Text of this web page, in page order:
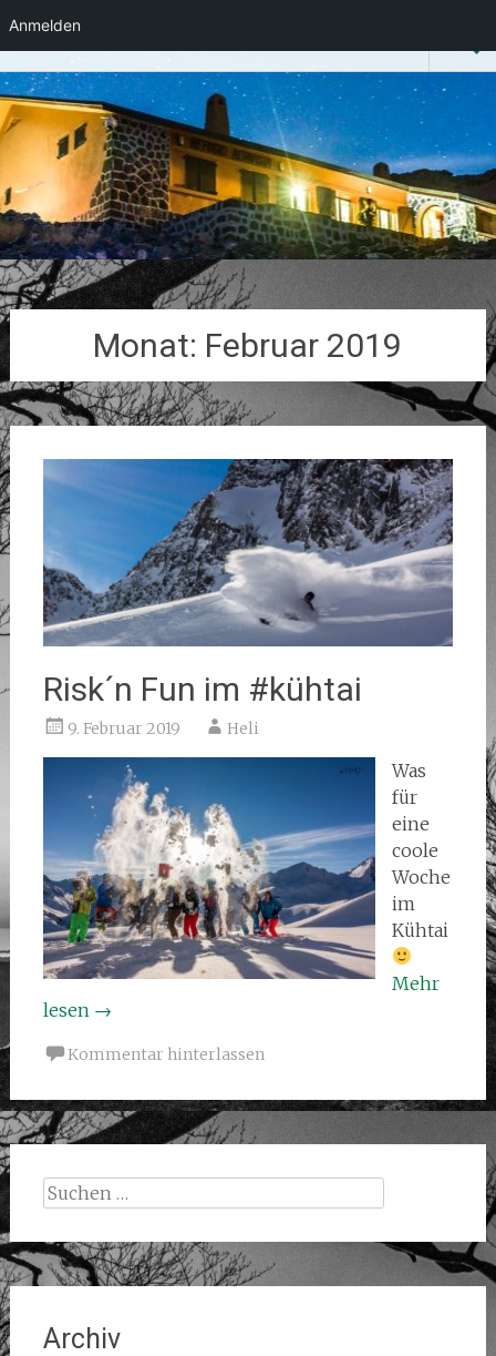
Anmelden
Inhalt
springen
Heli-Foto-Guide
Monat: Februar 2019
Risk´n Fun im #kühtai
9. Februar 2019 Heli
Was
für
eine
coole
Woche
im
Kühtai
Mehr
lesen →
Kommentar hinterlassen
Suchen
nach:
Archiv